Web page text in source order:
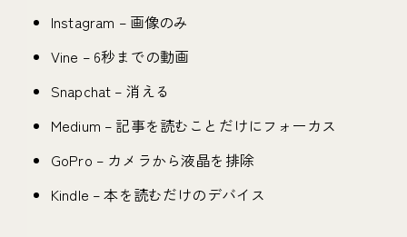
Instagram – 画像のみ
Vine – 6秒までの動画
Snapchat – 消える
Medium – 記事を読むことだけにフォーカス
GoPro – カメラから液晶を排除
Kindle – 本を読むだけのデバイス